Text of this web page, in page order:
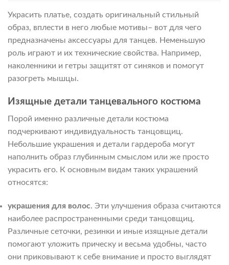
Украсить платье, создать оригинальный стильный
образ, вплести в него любые мотивы– вот для чего
предназначены аксессуары для танцев. Неменьшую
роль играют и их технические свойства. Например,
наколенники и гетры защитят от синяков и помогут
разогреть мышцы.
Изящные детали танцевального костюма
Порой именно различные детали костюма
подчеркивают индивидуальность танцовщиц.
Небольшие украшения и детали гардероба могут
наполнить образ глубинным смыслом или же просто
украсить его. К основным видам таких украшений
относятся:
украшения для волос. Эти улучшения образа считаются
наиболее распространенными среди танцовщиц.
Различные сеточки, резинки и иные изящные детали
помогают уложить прическу и весьма удобны, часто
они приковывают к себе внимание и просто выглядят